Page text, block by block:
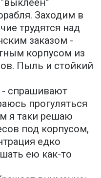
Заходим в
трудятся над
заказом -
корпусом из
Пыль и стойкий
- спрашивают
прогуляться
я таки решаю
под корпусом,
едко
ею как-то